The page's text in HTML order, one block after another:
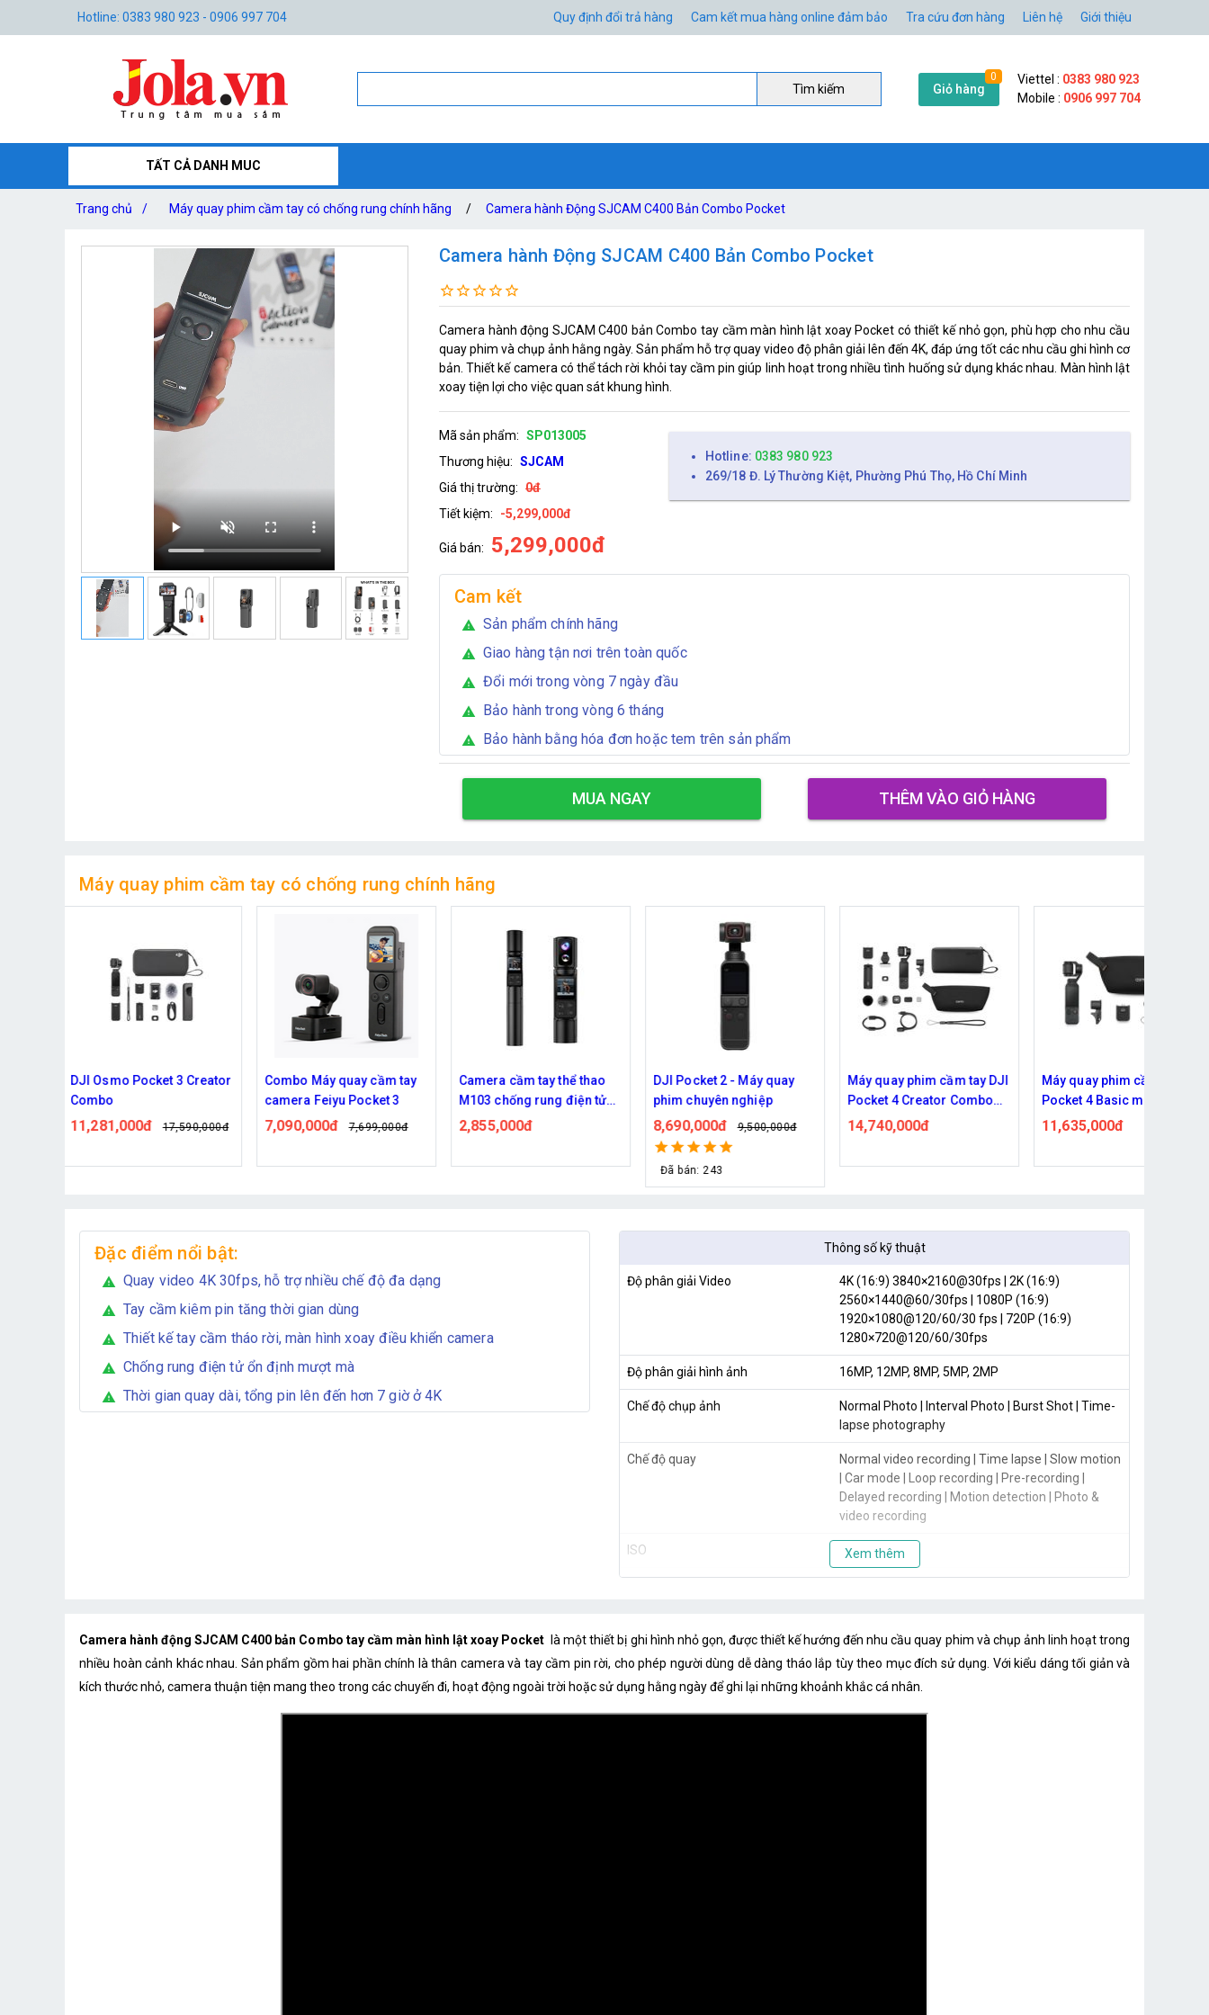
Hotline: 0383 980 923 - 0906 997 704 Quy định đổi trả hàng Cam kết mua hàng online đảm bảo Tra cứu đơn hàng Liên hệ Giới thiệu
Tìm kiếm Giỏ hàng
0 Viettel : 0383 980 923
Mobile : 0906 997 704
TẤT CẢ DANH MUC
Trang chủ / Máy quay phim cầm tay có chống rung chính hãng / Camera hành Động SJCAM C400 Bản Combo Pocket
Camera hành Động SJCAM C400 Bản Combo Pocket
Camera hành động SJCAM C400 bản Combo tay cầm màn hình lật xoay Pocket có thiết kế nhỏ gọn, phù hợp cho nhu cầu
quay phim và chụp ảnh hằng ngày. Sản phẩm hỗ trợ quay video độ phân giải lên đến 4K, đáp ứng tốt các nhu cầu ghi hình cơ
bản. Thiết kế camera có thể tách rời khỏi tay cầm pin giúp linh hoạt trong nhiều tình huống sử dụng khác nhau. Màn hình lật
xoay tiện lợi cho việc quan sát khung hình.
Mã sản phẩm: SP013005
Thương hiệu: SJCAM
Giá thị trường: 0đ
Tiết kiệm:
-5,299,000đ
Giá bán: 5,299,000đ
Hotline: 0383 980 923
269/18 Đ. Lý Thường Kiệt, Phường Phú Thọ, Hồ Chí Minh
Cam kết
warning Sản phẩm chính hãng
warning Giao hàng tận nơi trên toàn quốc
warning Đổi mới trong vòng 7 ngày đầu
warning Bảo hành trong vòng 6 tháng
warning Bảo hành bằng hóa đơn hoặc tem trên sản phẩm
MUA NGAY THÊM VÀO GIỎ HÀNG
Máy quay phim cầm tay có chống rung chính hãng
Combo Máy quay cầm tay
camera Feiyu Pocket 3
7,090,000đ 7,699,000đ
Camera cầm tay thể thao
M103 chống rung điện tử
EIS, 6K ULTRA HD, ống kính
2,855,000đ
DJI Pocket 2 - Máy quay
phim chuyên nghiệp
8,690,000đ
Đã bán: 243
Máy quay phim cầm tay DJI
Pocket 4 Creator Combo
mới nhất 2026
14,740,000đ
Máy quay phim cầm tay DJI
Pocket 4 Basic mới nhất
2026
11,635,000đ
Camera hành Động
C400 Bản Combo Pocket
5,299,000đ
Đặc điểm nổi bật:
warning Quay video 4K 30fps, hỗ trợ nhiều chế độ đa dạng
warning Tay cầm kiêm pin tăng thời gian dùng
warning Thiết kế tay cầm tháo rời, màn hình xoay điều khiển camera
warning Chống rung điện tử ổn định mượt mà
warning Thời gian quay dài, tổng pin lên đến hơn 7 giờ ở 4K
Thông số kỹ thuật
Độ phân giải Video
4K (16:9) 3840×2160@30fps | 2K (16:9)
2560×1440@60/30fps | 1080P (16:9)
1920×1080@120/60/30 fps | 720P (16:9)
1280×720@120/60/30fps
Độ phân giải hình ảnh 16MP, 12MP, 8MP, 5MP, 2MP
Chế độ chụp ảnh
Normal Photo | Interval Photo | Burst Shot | Time-
lapse photography
Chế độ quay
Normal video recording | Time lapse | Slow motion
| Car mode | Loop recording | Pre-recording |
Delayed recording | Motion detection | Photo &
video recording
ISO 100 – 3200
Bộ nhớ microSD (up to 512GB)
Xem thêm
Camera hành động SJCAM C400 bản Combo tay cầm màn hình lật xoay Pocket
là một thiết bị ghi hình nhỏ gọn, được thiết kế hướng đến nhu cầu quay phim và chụp ảnh linh hoạt trong
nhiều hoàn cảnh khác nhau. Sản phẩm gồm hai phần chính là thân camera và tay cầm pin rời, cho phép người dùng dễ dàng tháo lắp tùy theo mục đích sử dụng. Với kiểu dáng tối giản và
kích thước nhỏ, camera thuận tiện mang theo trong các chuyến đi, hoạt động ngoài trời hoặc sử dụng hằng ngày để ghi lại những khoảnh khắc cá nhân.